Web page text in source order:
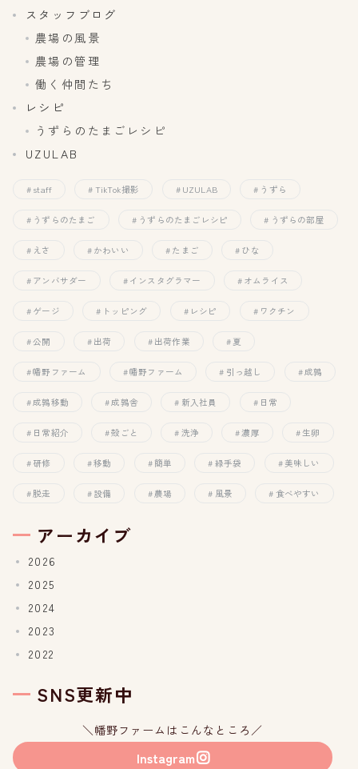
スタッフブログ
農場の風景
農場の管理
働く仲間たち
レシピ
うずらのたまごレシピ
UZULAB
staff TikTok撮影 UZULAB うずら
うずらのたまご うずらのたまごレシピ うずらの部屋
えさ かわいい たまご ひな
アンバサダー インスタグラマー オムライス
ゲージ トッピング レシピ ワクチン
公開 出荷 出荷作業 夏
幡野ファーム 幡野ファーム 引っ越し 成鶉
成鶉移動 成鶉舎 新入社員 日常
日常紹介 殻ごと 洗浄 濃厚 生卵
研修 移動 簡単 緑手袋 美味しい
脱走 設備 農場 風景 食べやすい
アーカイブ
2026
2025
2024
2023
2022
SNS更新中
＼幡野ファームはこんなところ／
Instagram